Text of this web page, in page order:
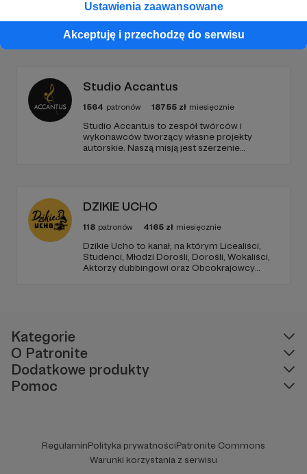
Ustawienia zaawansowane
Akceptuję i przechodzę do serwisu
Promowani autorzy
Studio Accantus
1564 patronów 18755 zł miesięcznie
Studio Accantus to zespół twórców i
wykonawców tworzący własne projekty
autorskie. Naszą misją jest szerzenie
DZIKIE UCHO
118 patronów 4165 zł miesięcznie
Dzikie Ucho to kanał, na którym Licealiści,
Studenci, Młodzi Dorośli, Dorośli, Wokaliści,
Aktorzy dubbingowi oraz Obcokrajowcy
Kategorie
O Patronite
Dodatkowe produkty
Pomoc
RegulaminPolityka prywatnościPatronite Commons
Warunki korzystania z serwisu